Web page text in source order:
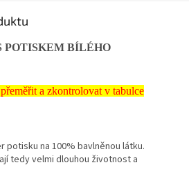
POTISKEM BÍLÉHO
a zkontrolovat v tabulce
potisku na 100% bavlněnou látku.
tedy velmi dlouhou životnost a